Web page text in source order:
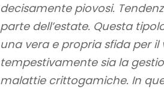
decisamente piovosi.
parte dell’estate. Questa
una vera e propria sfida per
tempestivamente sia la
malattie crittogamiche. In